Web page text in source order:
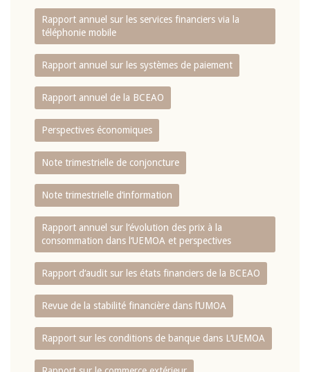
Rapport annuel sur les services financiers via la
téléphonie mobile
Rapport annuel sur les systèmes de paiement
Rapport annuel de la BCEAO
Perspectives économiques
Note trimestrielle de conjoncture
Note trimestrielle d‘information
Rapport annuel sur l‘évolution des prix à la
consommation dans l‘UEMOA et perspectives
Rapport d‘audit sur les états financiers de la BCEAO
Revue de la stabilité financière dans l‘UMOA
Rapport sur les conditions de banque dans L‘UEMOA